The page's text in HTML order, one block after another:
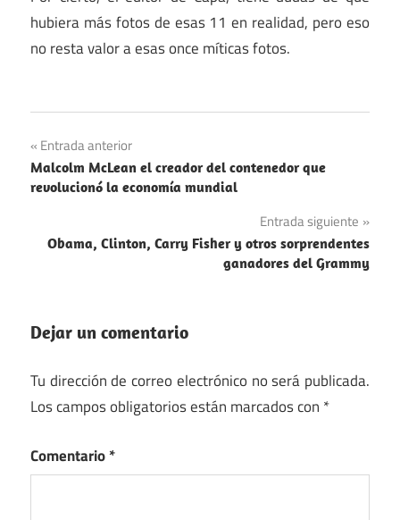
hubiera más fotos de esas 11 en realidad, pero eso
no resta valor a esas once míticas fotos.
Navegación
de
Entrada anterior
Malcolm McLean el creador del contenedor que
revolucionó la economía mundial
Entrada siguiente
Obama, Clinton, Carry Fisher y otros sorprendentes
ganadores del Grammy
Dejar un comentario
Tu dirección de correo electrónico no será publicada.
Los campos obligatorios están marcados con *
Comentario*